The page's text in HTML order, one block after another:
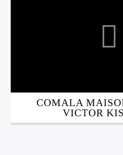
COMALA
VICTOR